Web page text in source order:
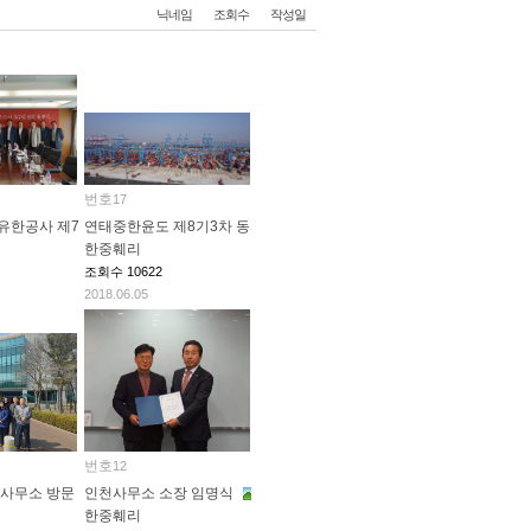
닉네임 조회수 작성일
무협약"
한공사 제7기9차 동사회 개최(2016.10.20)
번호17
연태중한윤도 제8기3차 동사회 개최
한중훼리
조회수 10622
2018.06.05
무소 방문
번호12
인천사무소 소장 임명식
한중훼리